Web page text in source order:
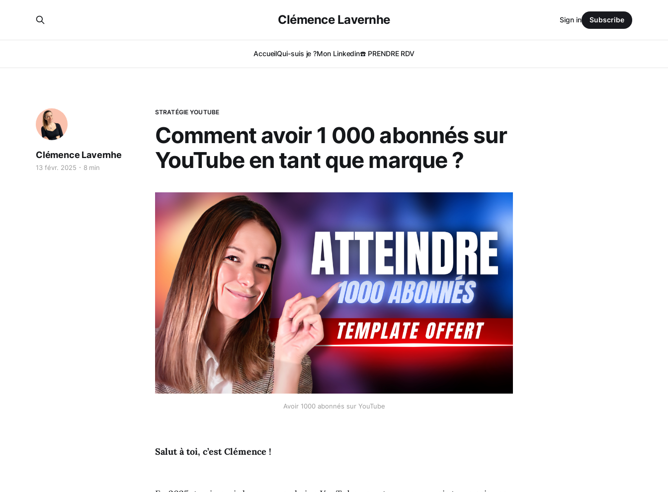
Clémence Lavernhe
AccueilQui-suis je ?Mon Linkedin☎️ PRENDRE RDV
Sign in Subscribe
STRATÉGIE YOUTUBE
Comment avoir 1 000 abonnés sur
YouTube en tant que marque ?
Clémence Lavernhe
13 févr. 2025 8 min
Avoir 1000 abonnés sur YouTube
Salut à toi, c’est Clémence !